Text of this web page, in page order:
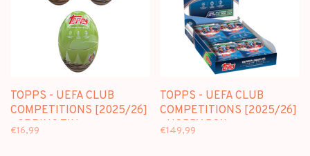
TOPPS - UEFA CLUB
COMPETITIONS [2025/26]
- SPRING TIN
€16,99
TOPPS - UEFA CLUB
COMPETITIONS [2025/26]
- HOBBY BOX
€149,99